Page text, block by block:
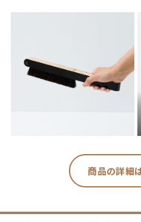
商品の詳細